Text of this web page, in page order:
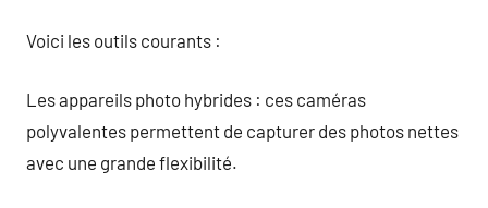
Voici les outils courants :
Les appareils photo hybrides : ces caméras
polyvalentes permettent de capturer des photos nettes
avec une grande flexibilité.